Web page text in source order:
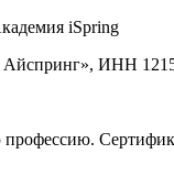
iSpring
ИНН